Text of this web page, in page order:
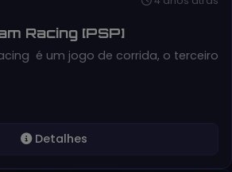
Racing [PSP]
é um jogo de corrida, o terceiro
Detalhes